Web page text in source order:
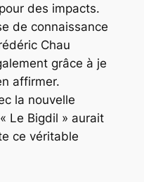
des impacts.
de connaissance
Chau
grâce à je
affirmer.
la nouvelle
Le Bigdil » aurait
ce véritable